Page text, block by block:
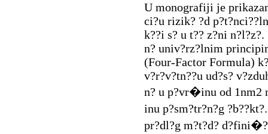
U monografiji je
ci?u rizik? ?d
k??i s? u t?? z?ni
n? univ?rz?lnim
(Four-Factor Formula)
v?r?v?tn??u ud?s?
n? u p?vr�inu od 1nm2
inu p?sm?tr?n?g
pr?dl?g m?t?d?